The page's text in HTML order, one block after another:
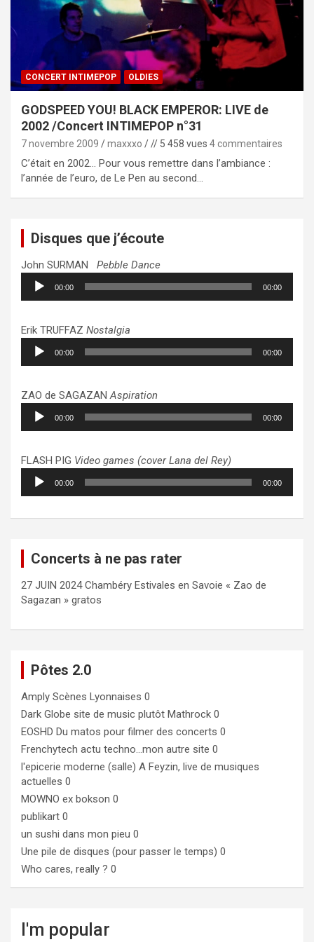
CONCERT INTIMEPOP OLDIES
GODSPEED YOU! BLACK EMPEROR: LIVE de
2002 /Concert INTIMEPOP n°31
7 novembre 2009 maxxxo // 5 458 vues 4 commentaires
C’était en 2002… Pour vous remettre dans l’ambiance :
l’année de l’euro, de Le Pen au second…
Disques que j’écoute
John SURMAN Pebble Dance
Lecteur
audio
00:00 00:00
Erik TRUFFAZ Nostalgia
Lecteur
audio
00:00 00:00
ZAO de SAGAZANAspiration
Lecteur
audio
00:00 00:00
FLASH PIG Video games (cover Lana del Rey)
Lecteur
audio
00:00 00:00
Concerts à ne pas rater
27 JUIN 2024 Chambéry Estivales en Savoie « Zao de
Sagazan » gratos
Pôtes 2.0
Amply Scènes Lyonnaises 0
Dark Globe site de music plutôt Mathrock 0
EOSHD Du matos pour filmer des concerts 0
Frenchytech actu techno…mon autre site 0
l'epicerie moderne (salle) A Feyzin, live de musiques
actuelles 0
MOWNO ex bokson 0
publikart 0
un sushi dans mon pieu 0
Une pile de disques (pour passer le temps) 0
Who cares, really ? 0
I'm popular